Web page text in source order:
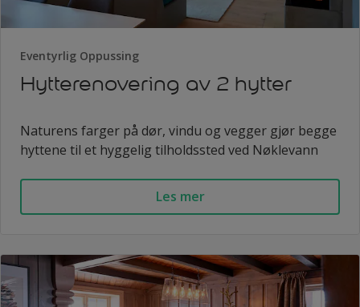
Eventyrlig Oppussing
Hytterenovering av 2 hytter
Naturens farger på dør, vindu og vegger gjør begge
hyttene til et hyggelig tilholdssted ved Nøklevann
Les mer